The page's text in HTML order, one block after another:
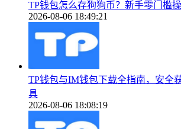
TP钱包怎么存狗狗币？新手零门槛
2026-08-06 18:49:21
TP钱包与IM钱包下载全指南，安全
具
2026-08-06 18:08:19